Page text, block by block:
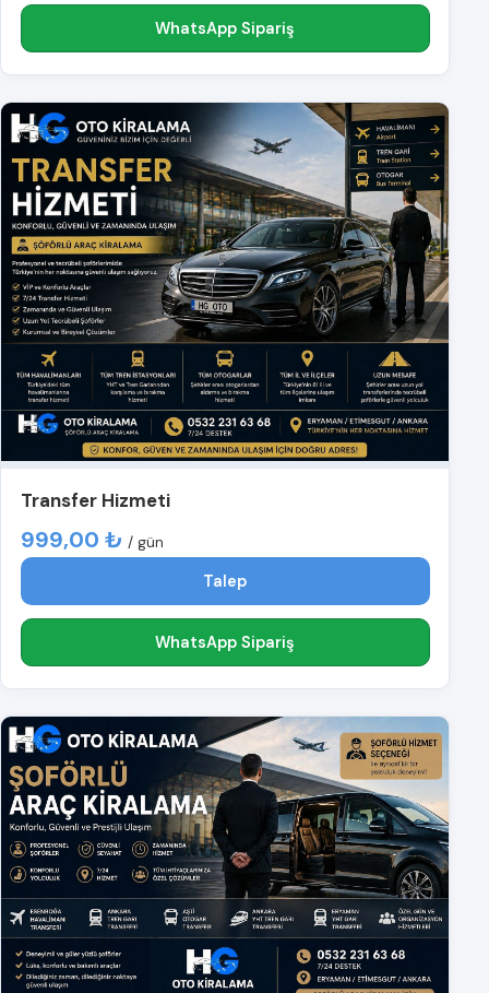
WhatsApp Sipariş
Transfer Hizmeti
999,00 ₺ / gün
Talep
WhatsApp Sipariş